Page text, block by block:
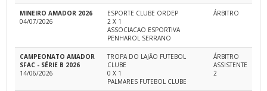
MINEIRO AMADOR 2026
04/07/2026
ESPORTE CLUBE ORDEP
2 X 1
ASSOCIACAO ESPORTIVA
PENHAROL SERRANO
ÁRBITRO
CAMPEONATO AMADOR
SFAC - SÉRIE B 2026
14/06/2026
TROPA DO LAJÃO FUTEBOL
CLUBE
0 X 1
PALMARES FUTEBOL CLUBE
ÁRBITRO
ASSISTENTE
2